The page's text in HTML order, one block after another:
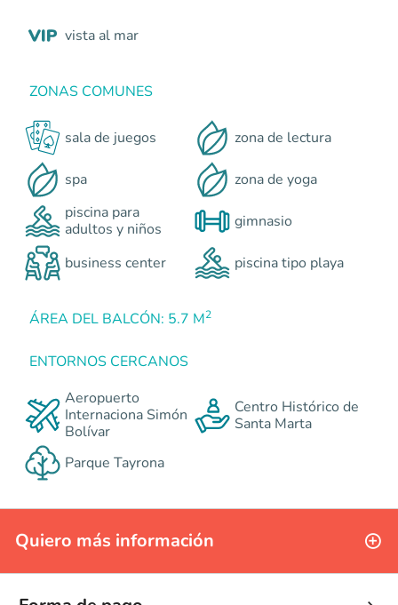
vista al mar
ZONAS COMUNES
sala de juegos zona de lectura
spa
zona de yoga
piscina para
adultos y niños
gimnasio
business center piscina tipo playa
ÁREA DEL BALCÓN: 5.7 M2
ENTORNOS CERCANOS
Aeropuerto
Internaciona Simón
Bolívar
Centro Histórico de
Santa Marta
Parque Tayrona
Quiero más información